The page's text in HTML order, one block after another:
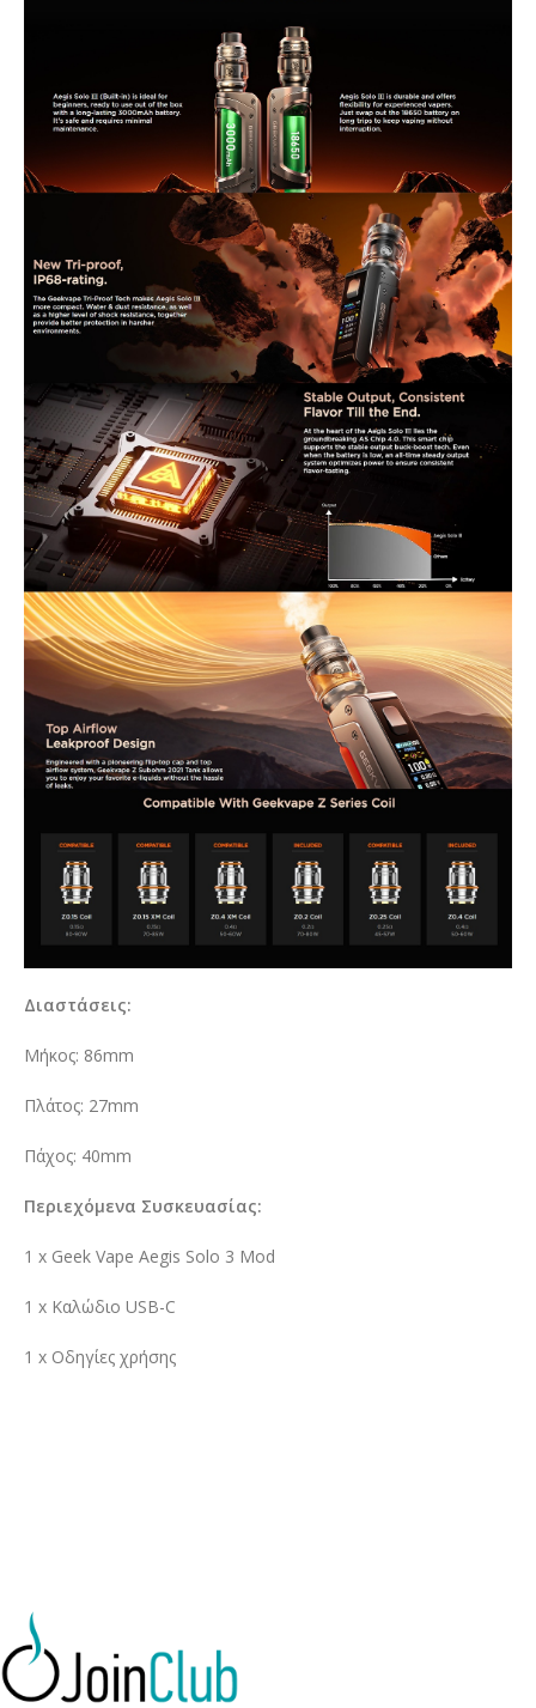
Διαστάσεις:
Μήκος: 86mm
Πλάτος: 27mm
Πάχος: 40mm
Περιεχόμενα Συσκευασίας:
1 x Geek Vape Aegis Solo 3 Mod
1 x Καλώδιο USB-C
1 x Οδηγίες χρήσης